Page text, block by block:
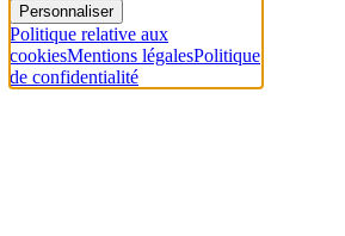
Personnaliser
Politique relative aux
cookiesMentions légalesPolitique
de confidentialité